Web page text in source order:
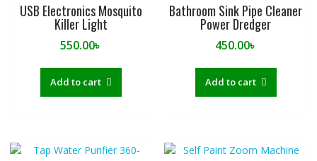
USB Electronics Mosquito
Killer Light
550.00৳
Add to cart
Bathroom Sink Pipe Cleaner
Power Dredger
450.00৳
Add to cart